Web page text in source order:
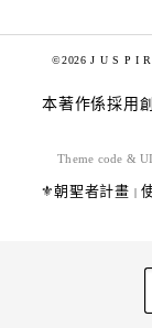
©2026 J U S P I
本著作係採用
Theme code &
⚜️朝聖者計畫 |